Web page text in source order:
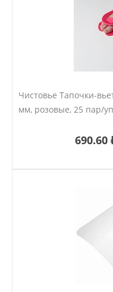
Чистовье Тапочки-
мм, розовые, 25 пар/
690.60